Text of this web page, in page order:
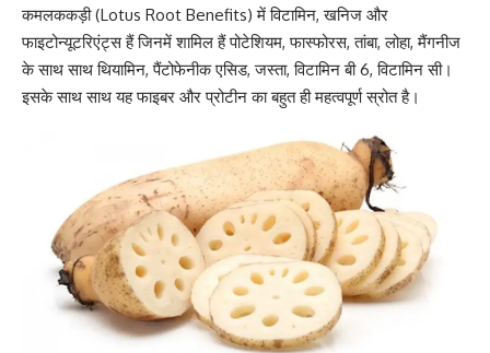
कमलककड़ी (Lotus Root Benefits) में विटामिन, खनिज और
फाइटोन्यूटरिएंट्स हैं जिनमें शामिल हैंपोटेशियम, फास्फोरस, तांबा, लोहा, मैंगनीज
के साथ साथ थियामिन, पैंटोफेनीक एसिड, जस्ता, विटामिन बी 6,विटामिन सी।
इसके साथ साथ यह फाइबर और प्रोटीन का बहुत ही महत्वपूर्ण स्रोत है।